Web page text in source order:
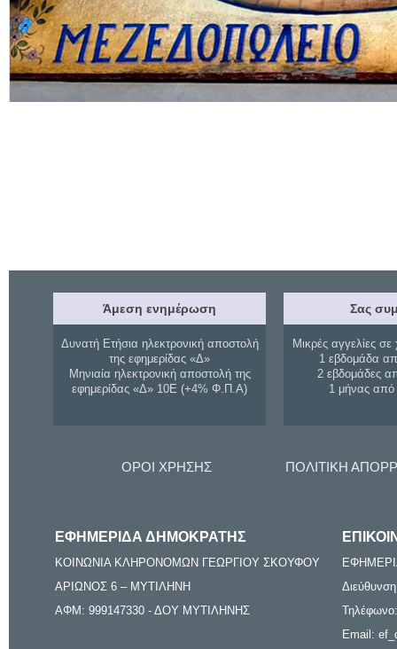
Άμεση ενημέρωση
Δυνατή Ετήσια ηλεκτρονική αποστολή
της εφημερίδας «Δ»
Μηνιαία ηλεκτρονική αποστολή της
εφημερίδας «Δ» 10Ε (+4% Φ.Π.Α)
Σας
Μικρές αγγελίες σε
1 εβδομάδα
2 εβδομάδες
1 μήνας
ΟΡΟΙ ΧΡΗΣΗΣ ΠΟΛΙΤΙΚΗ
ΕΦΗΜΕΡΙΔΑ ΔΗΜΟΚΡΑΤΗΣ
ΚΟΙΝΩΝΙΑ ΚΛΗΡΟΝΟΜΩΝ ΓΕΩΡΓΙΟΥ ΣΚΟΥΦΟΥ
ΑΡΙΩΝΟΣ 6 – ΜΥΤΙΛΗΝΗ
ΑΦΜ: 999147330 - ΔΟΥ ΜΥΤΙΛΗΝΗΣ
Email: